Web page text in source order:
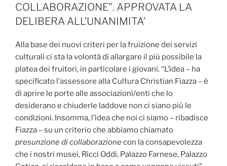
COLLABORAZIONE”. APPROVATA LA
DELIBERA ALL’UNANIMITA’
Alla base dei nuovi criteri per la fruizione dei servizi
culturali ci sta la volontà di allargare il più possibile la
platea dei fruitori, in particolare i giovani. “L’idea – ha
specificato l’assessore alla Cultura Christian Fiazza – è
di aprire le porte alle associazioni/enti che lo
desiderano e chiuderle laddove non ci siano più le
condizioni. Insomma, l’idea che noi ci siamo – ribadisce
Fiazza – su un criterio che abbiamo chiamato
presunzione di collaborazionecon la consapevolezza
che i nostri musei, Ricci Oddi, Palazzo Farnese, Palazzo